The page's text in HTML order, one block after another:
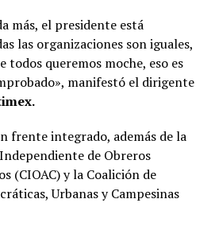
más, el presidente está
las organizaciones son iguales,
todos queremos moche, eso es
manifestó el dirigente
frente integrado, además de la
de Obreros
(CIOAC) y la Coalición de
Urbanas y Campesinas